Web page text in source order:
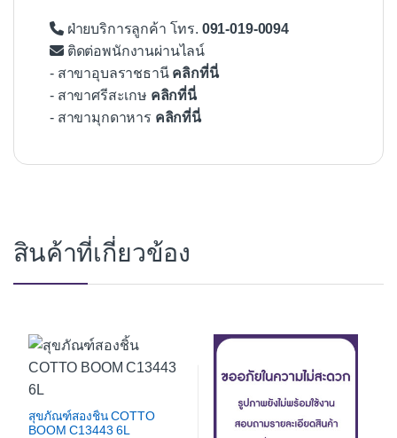
ฝ่ายบริการลูกค้า โทร. 091-019-0094
ติดต่อพนักงานผ่านไลน์
- สาขาอุบลราชธานี คลิกที่นี่
- สาขาศรีสะเกษ คลิกที่นี่
- สาขามุกดาหาร คลิกที่นี่
สินค้าที่เกี่ยวข้อง
สุขภัณฑ์สองชิ้น COTTO
BOOM C13443 6L